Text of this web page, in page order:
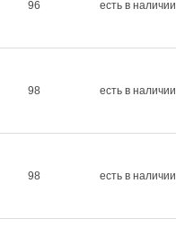
96 есть в наличии
98 есть в наличии
98 есть в наличии